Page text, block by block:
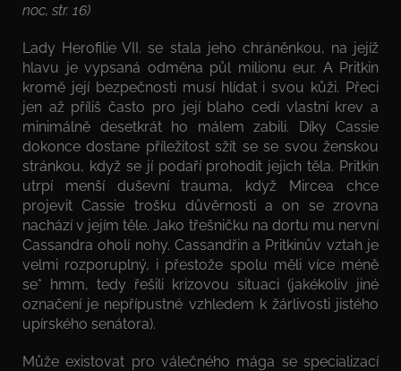
noc, str. 16)
Lady Herofilie VII. se stala jeho chráněnkou, na jejíž
hlavu je vypsaná odměna půl milionu eur. A Pritkin
kromě její bezpečnosti musí hlídat i svou kůži. Přeci
jen až příliš často pro její blaho cedí vlastní krev a
minimálně desetkrát ho málem zabili. Díky Cassie
dokonce dostane příležitost sžít se se svou ženskou
stránkou, když se jí podaří prohodit jejich těla. Pritkin
utrpí menší duševní trauma, když Mircea chce
projevit Cassie trošku důvěrnosti a on se zrovna
nachází v jejím těle. Jako třešničku na dortu mu nervní
Cassandra oholí nohy. Cassandřin a Pritkinův vztah je
velmi rozporuplný, i přestože spolu měli více méně
se* hmm, tedy řešili krizovou situaci (jakékoliv jiné
označení je nepřípustné vzhledem k žárlivosti jistého
upírského senátora).
Může existovat pro válečného mága se specializací